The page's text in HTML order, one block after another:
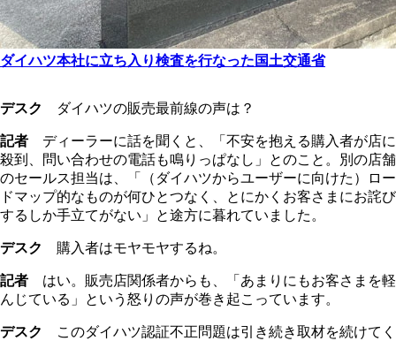
ダイハツ本社に立ち入り検査を行なった国土交通省
デスク ダイハツの販売最前線の声は？
記者 ディーラーに話を聞くと、「不安を抱える購入者が店に
殺到、問い合わせの電話も鳴りっぱなし」とのこと。別の店舗
のセールス担当は、「（ダイハツからユーザーに向けた）ロー
ドマップ的なものが何ひとつなく、とにかくお客さまにお詫び
するしか手立てがない」と途方に暮れていました。
デスク 購入者はモヤモヤするね。
記者 はい。販売店関係者からも、「あまりにもお客さまを軽
んじている」という怒りの声が巻き起こっています。
デスク
このダイハツ認証不正問題は引き続き取材を続けてく